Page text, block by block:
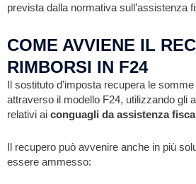
prevista dalla normativa sull’assistenza
COME AVVIENE IL
RIMBORSI IN F24
Il sostituto d’imposta recupera le
attraverso il modello F24, utilizzando gli
relativi ai conguagli da assistenza
Il recupero può avvenire anche in più
essere ammesso: